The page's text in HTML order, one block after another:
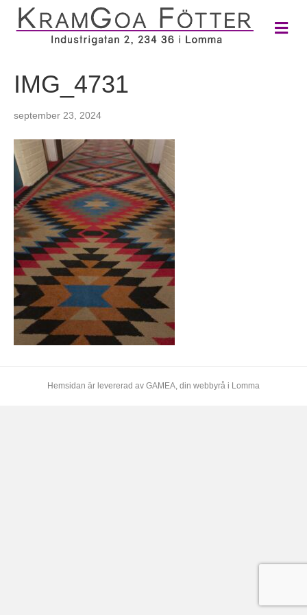
M
e
IMG_4731
september 23, 2024
Hemsidan är levererad av GAMEA, din webbyrå i Lomma